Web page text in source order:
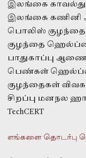
இலங்கை
இலங்கை கணினி
பொலிஸ்
குழந்தை
பாதுகாப்பு
பெண்கள்
குழந்தைகள்
சிறப்பு மனநல
TechCERT
எங்களை தொடர்பு